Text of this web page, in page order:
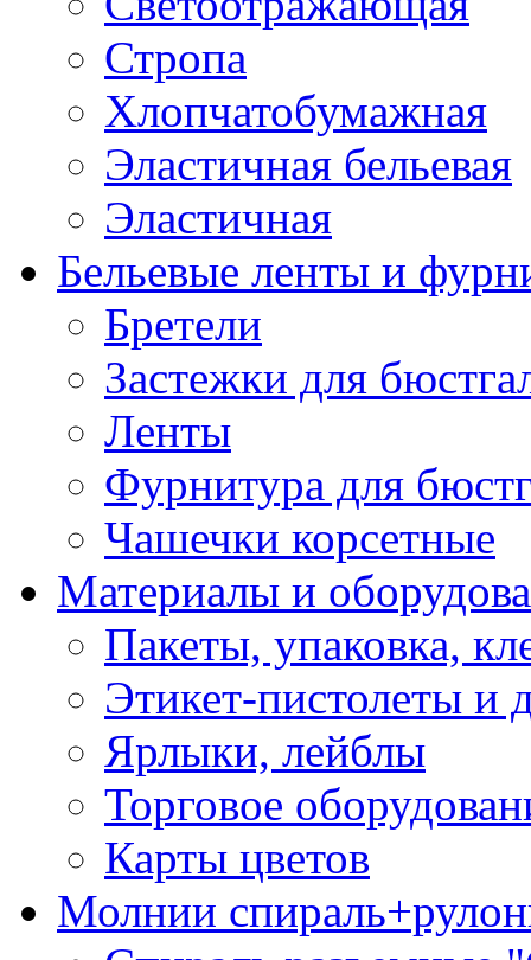
Стропа
Хлопчатобумажная
Эластичная бельевая
Эластичная
Бельевые ленты и
Бретели
Застежки для
Ленты
Фурнитура для
Чашечки корсетные
Материалы и
Пакеты, упаковка,
Этикет-пистолеты и
Ярлыки, лейблы
Торговое
Карты цветов
Молнии